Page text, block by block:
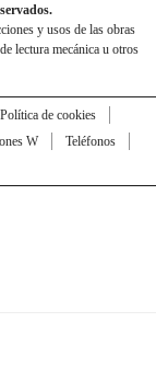
y usos de las obras
lectura mecánica u otros
Política de cookies
W
Teléfonos